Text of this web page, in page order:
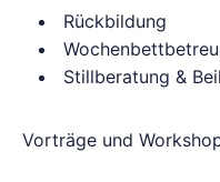
Rückbildung
Stillberatung &
Vorträge und